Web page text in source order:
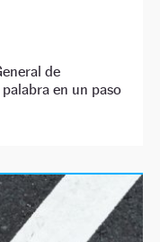
de
en un paso